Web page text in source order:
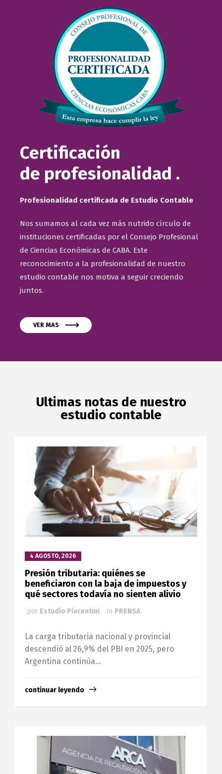
Certificación
de profesionalidad .
Profesionalidad certificada de Estudio Contable
Nos sumamos al cada vez más nutrido círculo de
instituciones certificadas por el Consejo Profesional
de Ciencias Económicas de CABA. Este
reconocimiento a la profesionalidad de nuestro
estudio contable nos motiva a seguir creciendo
juntos.
VER MAS
Ultimas notas de nuestro
estudio contable
4 AGOSTO, 2026
Presión tributaria: quiénes se
beneficiaron con la baja de impuestos y
qué sectores todavía no sienten alivio
por Estudio Piacentini in PRENSA
La carga tributaria nacional y provincial
descendió al 26,9% del PBI en 2025, pero
Argentina continúa...
continuar leyendo